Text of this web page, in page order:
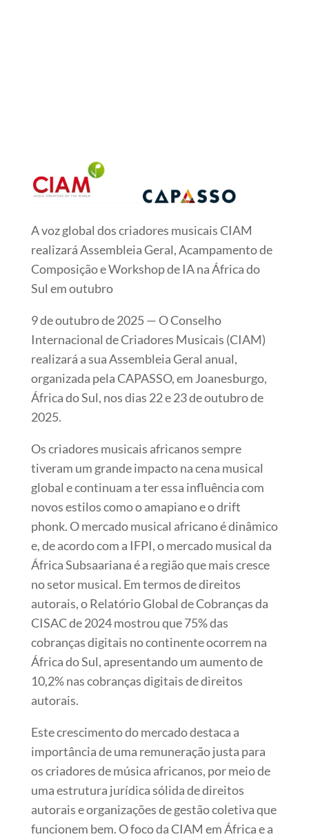
A voz global dos criadores musicais CIAM
realizará Assembleia Geral, Acampamento de
Composição e Workshop de IA na África do
Sul em outubro
9 de outubro de 2025 — O Conselho
Internacional de Criadores Musicais (CIAM)
realizará a sua Assembleia Geral anual,
organizada pela CAPASSO, em Joanesburgo,
África do Sul, nos dias 22 e 23 de outubro de
2025.
Os criadores musicais africanos sempre
tiveram um grande impacto na cena musical
global e continuam a ter essa influência com
novos estilos como o amapiano e o drift
phonk. O mercado musical africano é dinâmico
e, de acordo com a IFPI, o mercado musical da
África Subsaariana é a região que mais cresce
no setor musical. Em termos de direitos
autorais, o Relatório Global de Cobranças da
CISAC de 2024 mostrou que 75% das
cobranças digitais no continente ocorrem na
África do Sul, apresentando um aumento de
10,2% nas cobranças digitais de direitos
autorais.
Este crescimento do mercado destaca a
importância de uma remuneração justa para
os criadores de música africanos, por meio de
uma estrutura jurídica sólida de direitos
autorais e organizações de gestão coletiva que
funcionem bem. O foco da CIAM em África e a